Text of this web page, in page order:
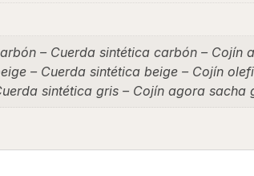
– Cuerda sintética carbón – Cojín
– Cuerda sintética beige – Cojín
sintética gris – Cojín agora sacha